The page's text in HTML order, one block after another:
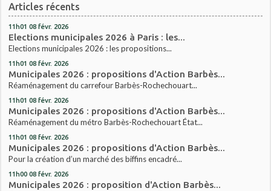
Articles récents
11h01 08 févr. 2026
Elections municipales 2026 à Paris : les...
Elections municipales 2026 : les propositions...
11h01 08 févr. 2026
Municipales 2026 : propositions d'Action Barbès...
Réaménagement du carrefour Barbès-Rochechouart...
11h01 08 févr. 2026
Municipales 2026 : propositions d'Action Barbès...
Réaménagement du métro Barbès-Rochechouart État...
11h01 08 févr. 2026
Municipales 2026 : propositions d'Action Barbès...
Pour la création d’un marché des biffins encadré...
11h00 08 févr. 2026
Municipales 2026 : proposition d'Action Barbès...